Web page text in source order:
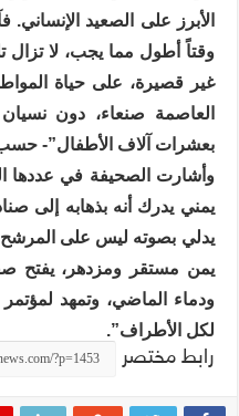
الأبرز على الصعيد
وقتاً أطول مما يجب، لا تزال
غير قصيرة، على حياة
العاصمة صنعاء، دون نسيان
بعشرات آلاف الأطفال”-
وأشارت الصحيفة في عددها
يمني يدرك أنه بذهابه إلى
يدلي بصوته ليس على
يمن مستقر ومزدهر، يفتح
ودماء الماضي، وتمهد
لكل الأطراف”.
رابط مختصر